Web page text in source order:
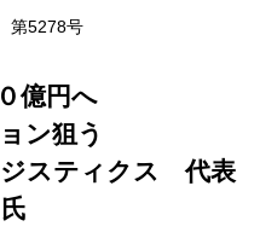
第5278号
億円へ
ン狙う
ジスティクス 代表